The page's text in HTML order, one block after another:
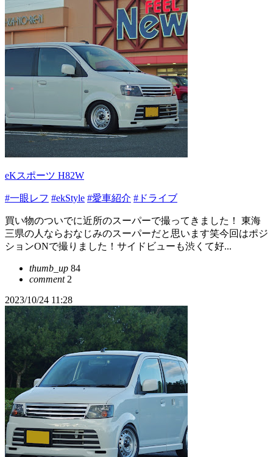
eKスポーツ H82W
#一眼レフ #ekStyle #愛車紹介 #ドライブ
買い物のついでに近所のスーパーで撮ってきました！ 東海
三県の人ならおなじみのスーパーだと思います笑今回はポジ
ションONで撮りました！サイドビューも渋くて好...
thumb_up 84
comment2
2023/10/24 11:28